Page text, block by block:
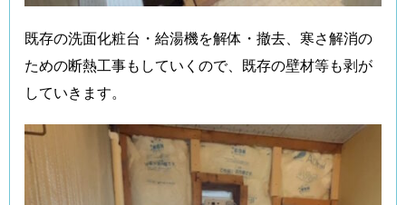
既存の洗面化粧台・給湯機を解体・撤去、寒さ解消の
ための断熱工事もしていくので、既存の壁材等も剥が
していきます。